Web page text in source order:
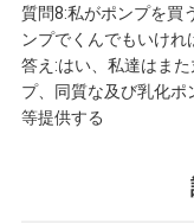
質問8:私がポンプを買
ンプでくんでもいけれ
答え:はい、私達はま
プ、同質な及び乳化ポ
等提供する